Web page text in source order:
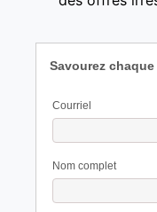
Savourez
Courriel
Nom complet